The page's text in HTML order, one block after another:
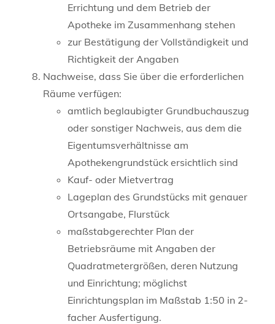
Errichtung und dem Betrieb der
Apotheke im Zusammenhang stehen
zur Bestätigung der Vollständigkeit und
Richtigkeit der Angaben
Nachweise, dass Sie über die erforderlichen
Räume verfügen:
amtlich beglaubigter Grundbuchauszug
oder sonstiger Nachweis, aus dem die
Eigentumsverhältnisse am
Apothekengrundstück ersichtlich sind
Kauf- oder Mietvertrag
Lageplan des Grundstücks mit genauer
Ortsangabe, Flurstück
maßstabgerechter Plan der
Betriebsräume mit Angaben der
Quadratmetergrößen, deren Nutzung
und Einrichtung; möglichst
Einrichtungsplan im Maßstab 1:50 in 2-
facher Ausfertigung.